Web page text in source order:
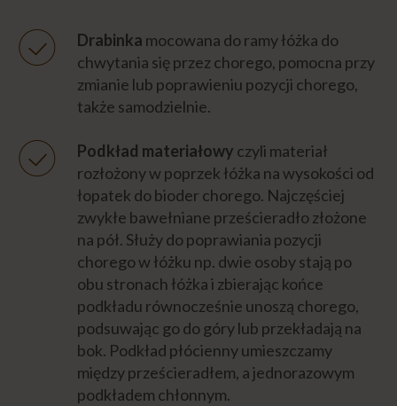
Jak zmieniać bieliznę osobistą u chorego?
Jak zmieniać bieliznę chorego przy
dolegliwościach?
Jak zmienić pościel z chorym w łóżku?
Jak zmienić pościel w łóżku chorego?
Jaka pościel jest najlepsza dla chorego?
Jak pomóc choremu w toalecie?
Jak wybrać wyroby chłonne (pieluchy) dla
chorego?
Drabinka mocowana do ramy łóżka do
chwytania się przez chorego, pomocna przy
zmianie lub poprawieniu pozycji chorego,
także samodzielnie.
Podkład materiałowy czyli materiał
rozłożony w poprzek łóżka na wysokości od
łopatek do bioder chorego. Najczęściej
zwykłe bawełniane prześcieradło złożone
na pół. Służy do poprawiania pozycji
chorego w łóżku np. dwie osoby stają po
obu stronach łóżka i zbierając końce
podkładu równocześnie unoszą chorego,
podsuwając go do góry lub przekładają na
bok. Podkład płócienny umieszczamy
między prześcieradłem, a jednorazowym
podkładem chłonnym.